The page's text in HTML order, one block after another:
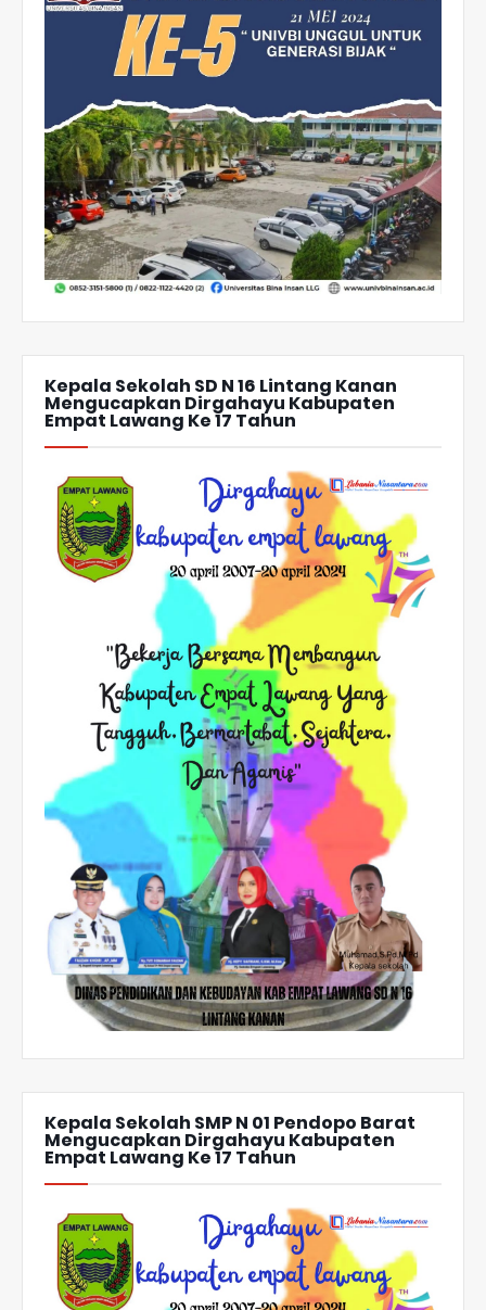
Kepala Sekolah SD N 16 Lintang Kanan
Mengucapkan Dirgahayu Kabupaten
Empat Lawang Ke 17 Tahun
Kepala Sekolah SMP N 01 Pendopo Barat
Mengucapkan Dirgahayu Kabupaten
Empat Lawang Ke 17 Tahun